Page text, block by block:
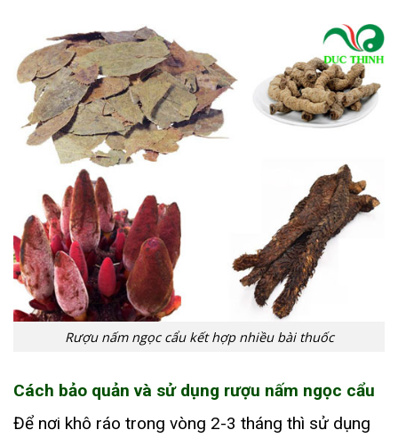
Rượu nấm ngọc cẩu kết hợp nhiều bài thuốc
Cách bảo quản và sử dụng rượu nấm ngọc cẩu
Để nơi khô ráo trong vòng 2-3 tháng thì sử dụng